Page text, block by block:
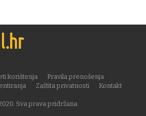
Sva prava pridržana.
korištenja
Pravila prenošenja
Zaštita privatnosti
Kontakt